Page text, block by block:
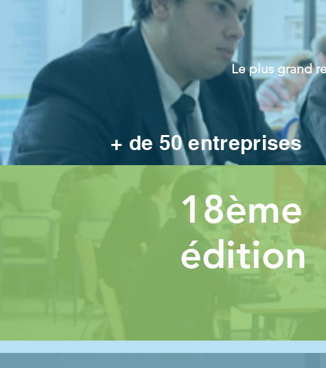
Le plus grand
+ de 50 entreprises
18ème
édition